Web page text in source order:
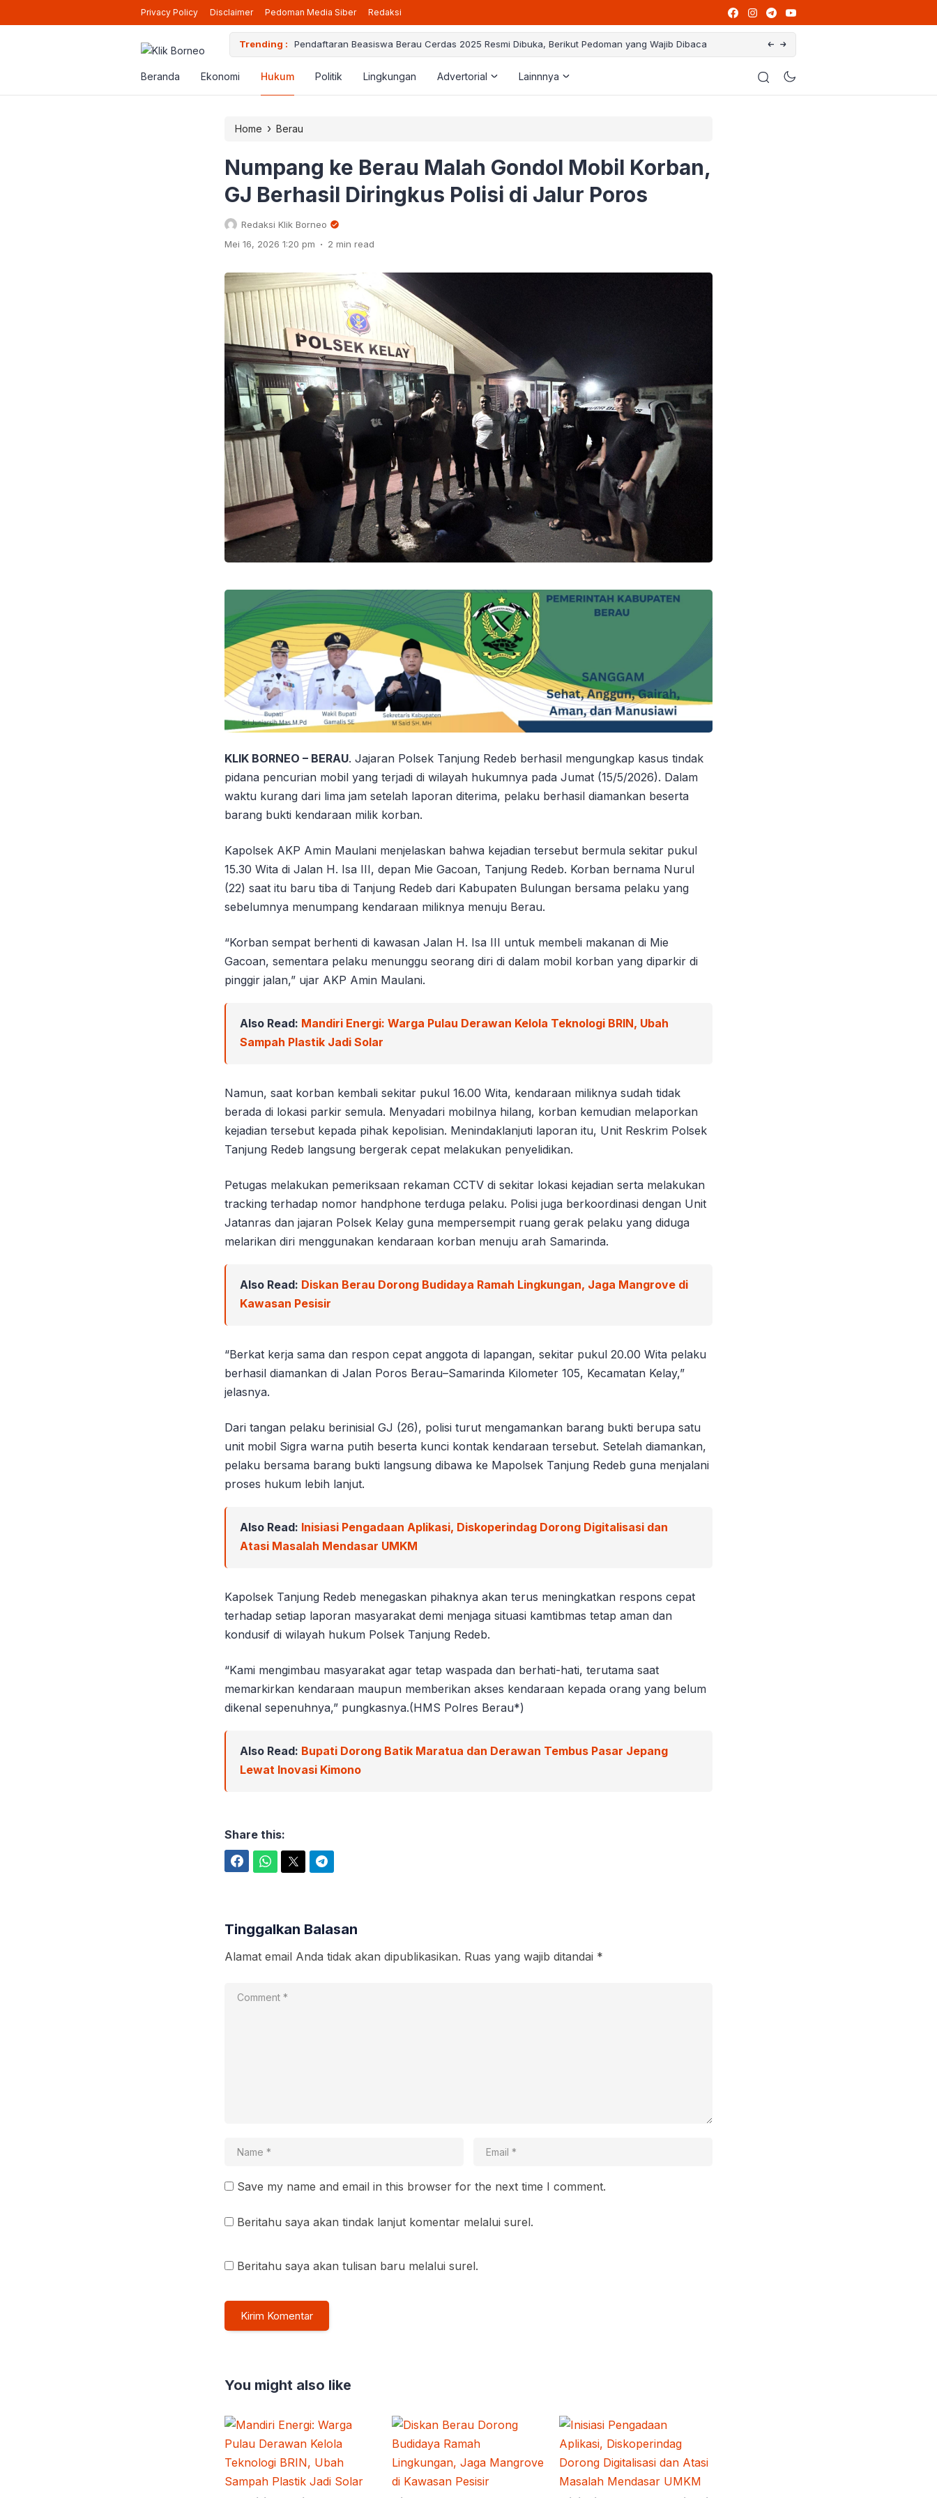
Privacy Policy Disclaimer Pedoman Media Siber Redaksi
Trending :
Siap Beroperasi Lagi di Berau Pendaftaran Beasiswa Berau Cerdas 2025 Resmi Dibuka, Berikut Pedoman yang Wajib Dibaca Ikut Program PPG, Guru Honorer Bisa
Beranda Ekonomi Hukum Politik Lingkungan Advertorial Lainnnya
Home › Berau
Numpang ke Berau Malah Gondol Mobil Korban,
GJ Berhasil Diringkus Polisi di Jalur Poros
Redaksi Klik Borneo
Mei 16, 2026 1:20 pm . 2 min read
KLIK BORNEO – BERAU. Jajaran Polsek Tanjung Redeb berhasil mengungkap kasus tindak
pidana pencurian mobil yang terjadi di wilayah hukumnya pada Jumat (15/5/2026). Dalam
waktu kurang dari lima jam setelah laporan diterima, pelaku berhasil diamankan beserta
barang bukti kendaraan milik korban.
Kapolsek AKP Amin Maulani menjelaskan bahwa kejadian tersebut bermula sekitar pukul
15.30 Wita di Jalan H. Isa III, depan Mie Gacoan, Tanjung Redeb. Korban bernama Nurul
(22) saat itu baru tiba di Tanjung Redeb dari Kabupaten Bulungan bersama pelaku yang
sebelumnya menumpang kendaraan miliknya menuju Berau.
“Korban sempat berhenti di kawasan Jalan H. Isa III untuk membeli makanan di Mie
Gacoan, sementara pelaku menunggu seorang diri di dalam mobil korban yang diparkir di
pinggir jalan,” ujar AKP Amin Maulani.
Also Read: Mandiri Energi: Warga Pulau Derawan Kelola Teknologi BRIN, Ubah
Sampah Plastik Jadi Solar
Namun, saat korban kembali sekitar pukul 16.00 Wita, kendaraan miliknya sudah tidak
berada di lokasi parkir semula. Menyadari mobilnya hilang, korban kemudian melaporkan
kejadian tersebut kepada pihak kepolisian. Menindaklanjuti laporan itu, Unit Reskrim Polsek
Tanjung Redeb langsung bergerak cepat melakukan penyelidikan.
Petugas melakukan pemeriksaan rekaman CCTV di sekitar lokasi kejadian serta melakukan
tracking terhadap nomor handphone terduga pelaku. Polisi juga berkoordinasi dengan Unit
Jatanras dan jajaran Polsek Kelay guna mempersempit ruang gerak pelaku yang diduga
melarikan diri menggunakan kendaraan korban menuju arah Samarinda.
Also Read: Diskan Berau Dorong Budidaya Ramah Lingkungan, Jaga Mangrove di
Kawasan Pesisir
“Berkat kerja sama dan respon cepat anggota di lapangan, sekitar pukul 20.00 Wita pelaku
berhasil diamankan di Jalan Poros Berau–Samarinda Kilometer 105, Kecamatan Kelay,”
jelasnya.
Dari tangan pelaku berinisial GJ (26), polisi turut mengamankan barang bukti berupa satu
unit mobil Sigra warna putih beserta kunci kontak kendaraan tersebut. Setelah diamankan,
pelaku bersama barang bukti langsung dibawa ke Mapolsek Tanjung Redeb guna menjalani
proses hukum lebih lanjut.
Also Read: Inisiasi Pengadaan Aplikasi, Diskoperindag Dorong Digitalisasi dan
Atasi Masalah Mendasar UMKM
Kapolsek Tanjung Redeb menegaskan pihaknya akan terus meningkatkan respons cepat
terhadap setiap laporan masyarakat demi menjaga situasi kamtibmas tetap aman dan
kondusif di wilayah hukum Polsek Tanjung Redeb.
“Kami mengimbau masyarakat agar tetap waspada dan berhati-hati, terutama saat
memarkirkan kendaraan maupun memberikan akses kendaraan kepada orang yang belum
dikenal sepenuhnya,” pungkasnya.(HMS Polres Berau*)
Also Read: Bupati Dorong Batik Maratua dan Derawan Tembus Pasar Jepang
Lewat Inovasi Kimono
Share this:
Tinggalkan Balasan
Alamat email Anda tidak akan dipublikasikan. Ruas yang wajib ditandai *
Save my name and email in this browser for the next time I comment.
Beritahu saya akan tindak lanjut komentar melalui surel.
Beritahu saya akan tulisan baru melalui surel.
You might also like